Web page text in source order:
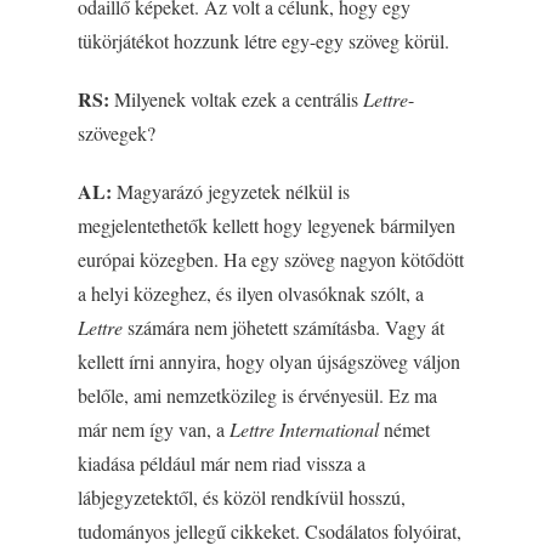
odaillő képeket. Az volt a célunk, hogy egy
tükörjátékot hozzunk létre egy-egy szöveg körül.
RS: Milyenek voltak ezek a centrális Lettre-
szövegek?
AL: Magyarázó jegyzetek nélkül is
megjelentethetők kellett hogy legyenek bármilyen
európai közegben. Ha egy szöveg nagyon kötődött
a helyi közeghez, és ilyen olvasóknak szólt, a
Lettreszámára nem jöhetett számításba. Vagy át
kellett írni annyira, hogy olyan újságszöveg váljon
belőle, ami nemzetközileg is érvényesül. Ez ma
már nem így van, a Lettre Internationalnémet
kiadása például már nem riad vissza a
lábjegyzetektől, és közöl rendkívül hosszú,
tudományos jellegű cikkeket. Csodálatos folyóirat,